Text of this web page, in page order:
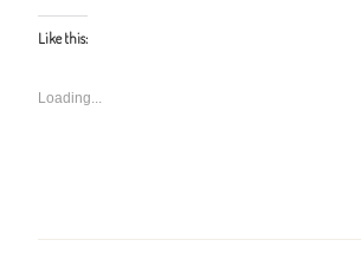
Like this:
Loading...